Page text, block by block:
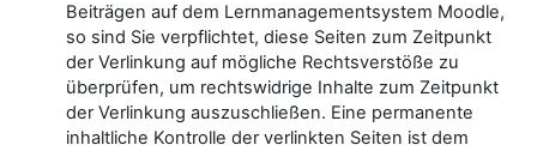
Beiträgen auf dem Lernmanagementsystem Moodle,
so sind Sie verpflichtet, diese Seiten zum Zeitpunkt
der Verlinkung auf mögliche Rechtsverstöße zu
überprüfen, um rechtswidrige Inhalte zum Zeitpunkt
der Verlinkung auszuschließen. Eine permanente
inhaltliche Kontrolle der verlinkten Seiten ist dem